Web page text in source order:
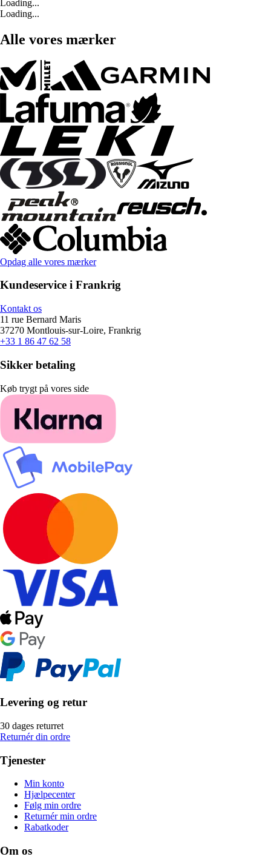
Loading...
Loading...
Alle vores mærker
Opdag alle vores mærker
Kundeservice i Frankrig
Kontakt os
11 rue Bernard Maris
37270 Montlouis-sur-Loire, Frankrig
+33 1 86 47 62 58
Sikker betaling
Køb trygt på vores side
Levering og retur
30 dages returret
Returnér din ordre
Tjenester
Min konto
Hjælpecenter
Følg min ordre
Returnér min ordre
Rabatkoder
Om os